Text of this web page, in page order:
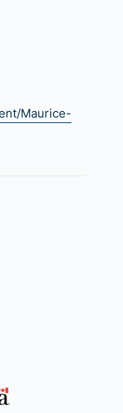
Maurice-